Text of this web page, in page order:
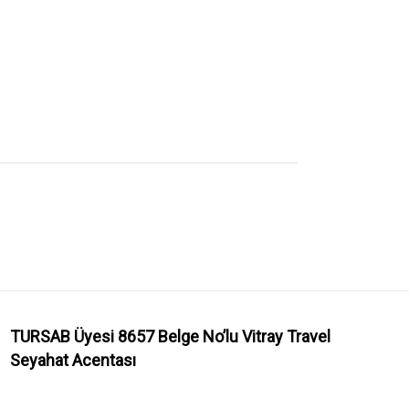
TURSAB Üyesi 8657 Belge No’luVitray Travel
Seyahat Acentası